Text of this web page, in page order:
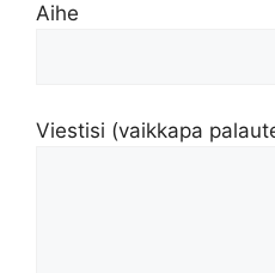
Aihe
Viestisi (vaikkapa